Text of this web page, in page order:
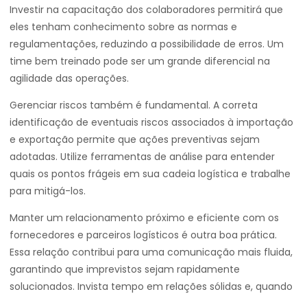
Investir na capacitação dos colaboradores permitirá que
eles tenham conhecimento sobre as normas e
regulamentações, reduzindo a possibilidade de erros. Um
time bem treinado pode ser um grande diferencial na
agilidade das operações.
Gerenciar riscos também é fundamental. A correta
identificação de eventuais riscos associados à importação
e exportação permite que ações preventivas sejam
adotadas. Utilize ferramentas de análise para entender
quais os pontos frágeis em sua cadeia logística e trabalhe
para mitigá-los.
Manter um relacionamento próximo e eficiente com os
fornecedores e parceiros logísticos é outra boa prática.
Essa relação contribui para uma comunicação mais fluida,
garantindo que imprevistos sejam rapidamente
solucionados. Invista tempo em relações sólidas e, quando